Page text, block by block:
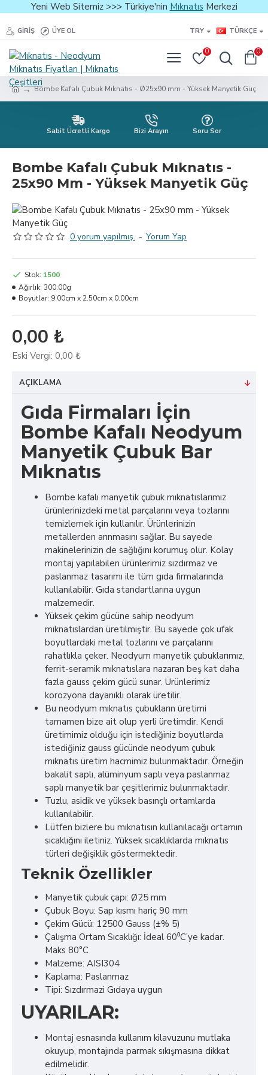
Yeni Web Sitemiz >>> Türkiye'nin Mıknatıs Merkezi
GIRIŞ ÜYE OL TRY TÜRKÇE
0 0
Bombe Kafalı Çubuk Mıknatıs - Ø25x90 mm - Yüksek Manyetik Güç
Sabit Ücretli Kargo Bizi Arayın Soru Sor
Bombe Kafalı Çubuk Mıknatıs -
25x90 Mm - Yüksek Manyetik Güç
0 yorum yapılmış. - Yorum Yap
0,00 ₺
Eski Vergi: 0,00 ₺
Stok: 1500
Ağırlık: 300.00g
Boyutlar: 9.00cm x 2.50cm x 0.00cm
AÇIKLAMA
Gıda Firmaları İçin
Bombe Kafalı Neodyum
Manyetik Çubuk Bar
Mıknatıs
Bombe kafalı manyetik çubuk mıknatıslarımız
ürünlerinizdeki metal parçalarını veya tozlarını
temizlemek için kullanılır. Ürünlerinizin
metallerden arınmasını sağlar. Bu sayede
makinelerinizin de sağlığını korumuş olur. Kolay
montaj yapılabilen ürünlerimiz sızdırmaz ve
paslanmaz tasarımı ile tüm gıda firmalarında
kullanılabilir. Gıda standartlarına uygun
malzemedir.
Yüksek çekim gücüne sahip neodyum
mıknatıslardan üretilmiştir. Bu sayede çok ufak
boyutlardaki metal tozlarını ve parçalarını
rahatlıkla çeker. Neodyum manyetik çubuklarımız,
ferrit-seramik mıknatıslara nazaran beş kat daha
fazla gauss çekim gücü sunar. Ürünlerimiz
korozyona dayanıklı olarak üretilir.
Bu neodyum mıknatıs çubukların üretimi
tamamen bize ait olup yerli üretimdir. Kendi
üretimimiz olduğu için istediğiniz boyutlarda
istediğiniz gauss gücünde neodyum çubuk
mıknatıs üretim hacmimiz bulunmaktadır. Örneğin
bakalit saplı, alüminyum saplı veya paslanmaz
saplı manyetik bar çeşitlerimiz bulunmaktadır.
Tuzlu, asidik ve yüksek basınçlı ortamlarda
kullanılabilir.
Lütfen bizlere bu mıknatısın kullanılacağı ortamın
sıcaklığını iletiniz. Yüksek sıcaklıklarda mıknatıs
türleri değişiklik göstermektedir.
Teknik Özellikler
Manyetik çubuk çapı: Ø25 mm
Çubuk Boyu: Sap kısmı hariç 90 mm
Çekim Gücü: 12500 Gauss (±% 5)
Çalışma Ortam Sıcaklığı: İdeal 60⁰C’ye kadar.
Maks 80°C
Malzeme: AISI304
Kaplama: Paslanmaz
Tipi: Sızdırmazi Gıdaya uygun
UYARILAR:
Montaj esnasında kullanım kilavuzunu mutlaka
okuyup, montajında parmak sıkışmasına dikkat
edilmelidir.